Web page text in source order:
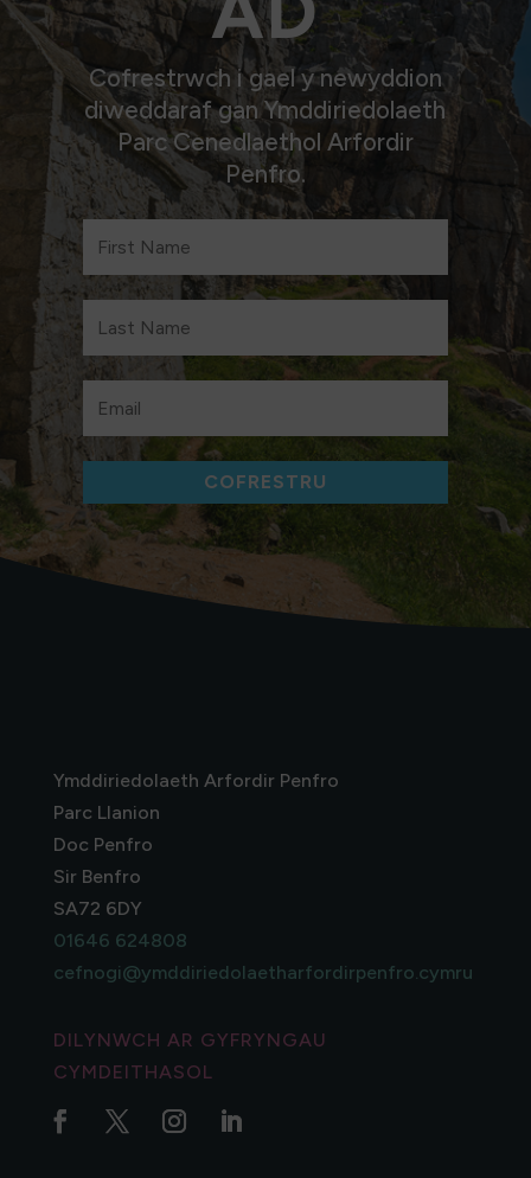
Cofrestrwch i gael y newyddion
diweddaraf gan Ymddiriedolaeth
Parc Cenedlaethol Arfordir
Penfro.
COFRESTRU
Ymddiriedolaeth Arfordir Penfro
Parc Llanion
Doc Penfro
Sir Benfro
SA72 6DY
01646 624808
cefnogi@ymddiriedolaetharfordirpenfro.cymru
DILYNWCH AR GYFRYNGAU
CYMDEITHASOL